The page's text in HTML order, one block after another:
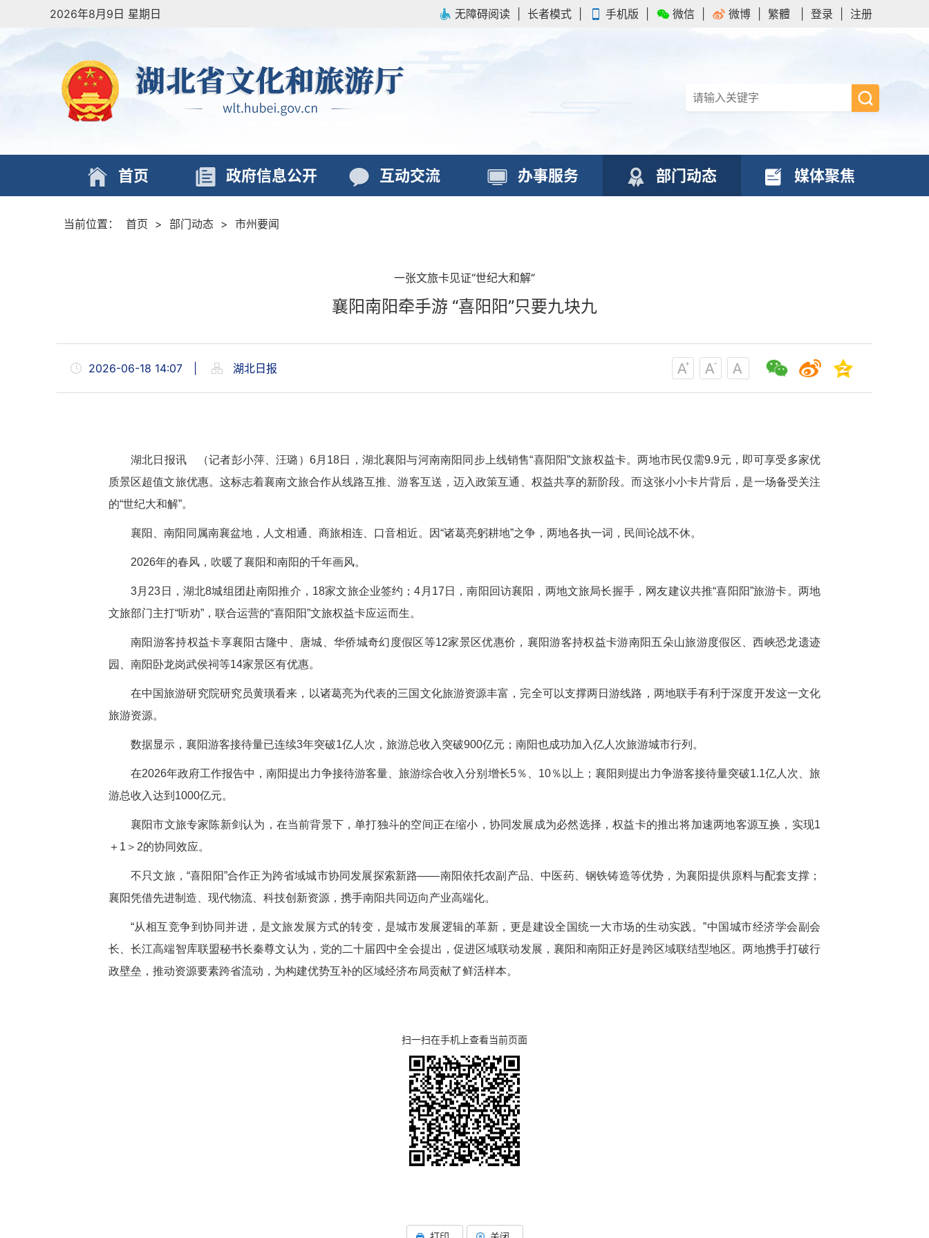
2026年8月9日 星期日 无障碍阅读 长者模式 手机版 微信 微博 繁體 登录 注册
首页 政府信息公开 互动交流 办事服务 部门动态 媒体聚焦
当前位置： 首页 > 部门动态 > 市州要闻
一张文旅卡见证“世纪大和解”
襄阳南阳牵手游 “喜阳阳”只要九块九
2026-06-18 14:07 湖北日报
湖北日报讯 （记者彭小萍、汪璐）6月18日，湖北襄阳与河南南阳同步上线销售“喜阳阳”文旅权益卡。两地市民仅需9.9元，即可享受多家优
质景区超值文旅优惠。这标志着襄南文旅合作从线路互推、游客互送，迈入政策互通、权益共享的新阶段。而这张小小卡片背后，是一场备受关注
的“世纪大和解”。
襄阳、南阳同属南襄盆地，人文相通、商旅相连、口音相近。因“诸葛亮躬耕地”之争，两地各执一词，民间论战不休。
2026年的春风，吹暖了襄阳和南阳的千年画风。
3月23日，湖北8城组团赴南阳推介，18家文旅企业签约；4月17日，南阳回访襄阳，两地文旅局长握手，网友建议共推“喜阳阳”旅游卡。两地
文旅部门主打“听劝”，联合运营的“喜阳阳”文旅权益卡应运而生。
南阳游客持权益卡享襄阳古隆中、唐城、华侨城奇幻度假区等12家景区优惠价，襄阳游客持权益卡游南阳五朵山旅游度假区、西峡恐龙遗迹
园、南阳卧龙岗武侯祠等14家景区有优惠。
在中国旅游研究院研究员黄璜看来，以诸葛亮为代表的三国文化旅游资源丰富，完全可以支撑两日游线路，两地联手有利于深度开发这一文化
旅游资源。
数据显示，襄阳游客接待量已连续3年突破1亿人次，旅游总收入突破900亿元；南阳也成功加入亿人次旅游城市行列。
在2026年政府工作报告中，南阳提出力争接待游客量、旅游综合收入分别增长5％、10％以上；襄阳则提出力争游客接待量突破1.1亿人次、旅
游总收入达到1000亿元。
襄阳市文旅专家陈新剑认为，在当前背景下，单打独斗的空间正在缩小，协同发展成为必然选择，权益卡的推出将加速两地客源互换，实现1
＋1＞2的协同效应。
不只文旅，“喜阳阳”合作正为跨省域城市协同发展探索新路——南阳依托农副产品、中医药、钢铁铸造等优势，为襄阳提供原料与配套支撑；
襄阳凭借先进制造、现代物流、科技创新资源，携手南阳共同迈向产业高端化。
“从相互竞争到协同并进，是文旅发展方式的转变，是城市发展逻辑的革新，更是建设全国统一大市场的生动实践。”中国城市经济学会副会
长、长江高端智库联盟秘书长秦尊文认为，党的二十届四中全会提出，促进区域联动发展，襄阳和南阳正好是跨区域联结型地区。两地携手打破行
政壁垒，推动资源要素跨省流动，为构建优势互补的区域经济布局贡献了鲜活样本。
扫一扫在手机上查看当前页面